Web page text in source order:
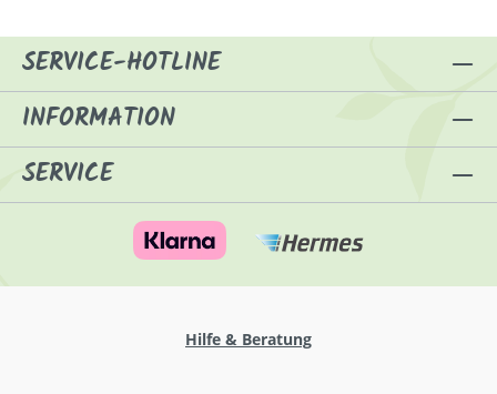
SERVICE-HOTLINE
INFORMATION
SERVICE
Hilfe & Beratung